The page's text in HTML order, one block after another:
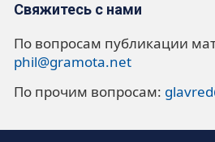
Свяжитесь с нами
По вопросам публикации
phil@gramota.net
По прочим вопросам: